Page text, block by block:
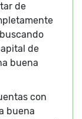
de
de
buena
con
buena